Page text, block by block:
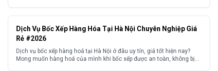
Dịch Vụ Bốc Xếp Hàng Hóa Tại Hà Nội Chuyên Nghiệp Giá
Rẻ #2026
Dịch vụ bốc xếp hàng hoá tại Hà Nội ở đâu uy tín, giá tốt hiện nay?
Mong muốn hàng hoá của mình khi bốc xếp được an toàn, không bị